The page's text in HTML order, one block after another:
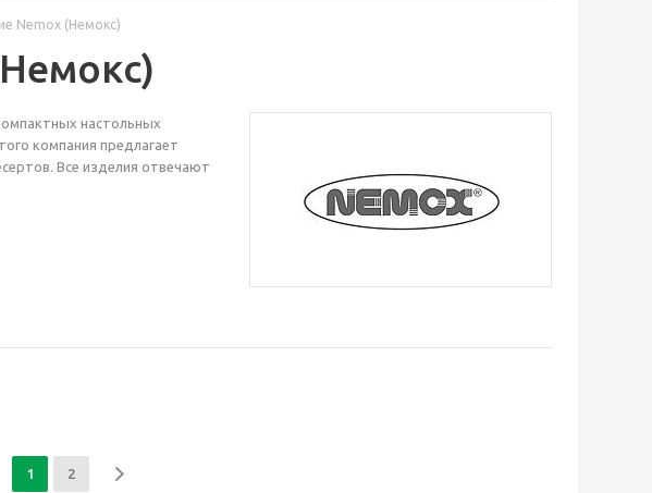
Nemox (Немокс)
настольных
компания предлагает
Все изделия отвечают
1 2